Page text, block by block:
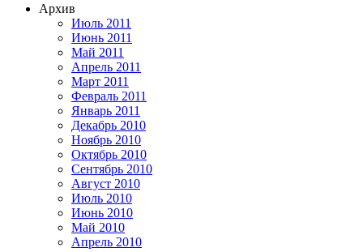
Архив
Июль 2011
Июнь 2011
Май 2011
Апрель 2011
Март 2011
Февраль 2011
Январь 2011
Декабрь 2010
Ноябрь 2010
Октябрь 2010
Сентябрь 2010
Август 2010
Июль 2010
Июнь 2010
Май 2010
Апрель 2010